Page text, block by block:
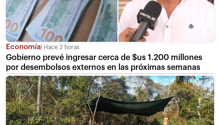
Economía Hace 2 horas
Gobierno prevé ingresar cerca de $us 1.200 millones
por desembolsos externos en las próximas semanas